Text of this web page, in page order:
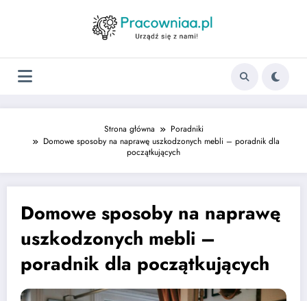
Strona główna
Poradniki
Domowe sposoby na naprawę uszkodzonych mebli – poradnik dla
początkujących
Domowe sposoby na naprawę
uszkodzonych mebli –
poradnik dla początkujących